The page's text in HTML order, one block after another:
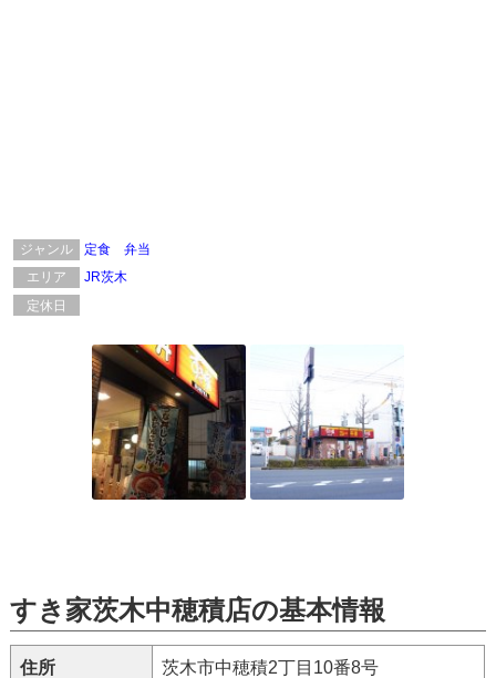
ジャンル 定食
弁当
エリア
JR茨木
定休日
すき家茨木中穂積店の基本情報
住所 茨木市中穂積2丁目10番8号